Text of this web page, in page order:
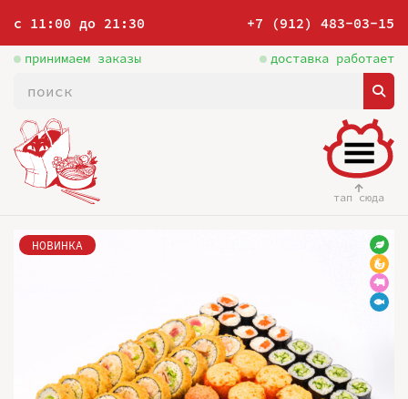
с 11:00 до 21:30 +7 (912) 483-03-15
принимаем заказы доставка работает
тап сюда
НОВИНКА